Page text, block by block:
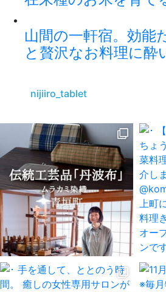
山間の一軒宿。効能
と贅沢なお料理に酔
nijiiro_tablet